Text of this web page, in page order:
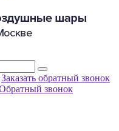
Заказать обратный звонок
звонок